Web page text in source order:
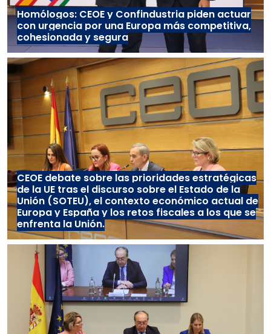
Homólogos: CEOE y Confindustria piden actuar
con urgencia por una Europa más competitiva,
cohesionada y segura
CEOE debate sobre las prioridades estratégicas
de la UE tras el discurso sobre el Estado de la
Unión (SOTEU), el contexto económico actual de
Europa y España y los retos fiscales a los que se
enfrenta la Unión.